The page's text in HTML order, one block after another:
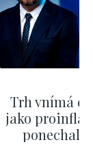
Trh vnímá
jako
ponechali